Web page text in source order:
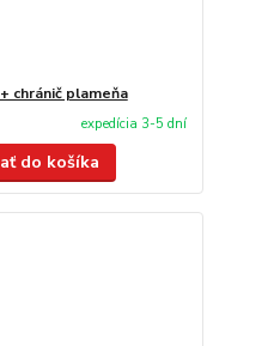
chránič plameňa
expedícia 3-5 dní
do košíka